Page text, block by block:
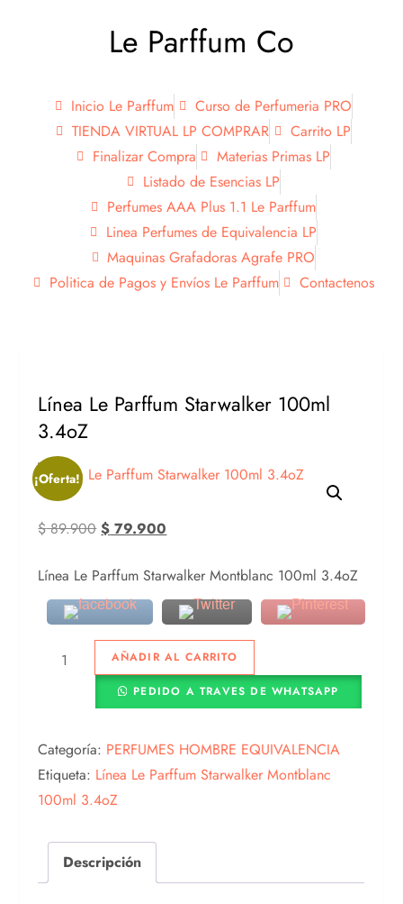
Le Parffum Co
Inicio Le Parffum
Curso de Perfumeria PRO
TIENDA VIRTUAL LP COMPRAR
Carrito LP
Finalizar Compra
Materias Primas LP
Listado de Esencias LP
Perfumes AAA Plus 1.1 Le Parffum
Linea Perfumes de Equivalencia LP
Maquinas Grafadoras Agrafe PRO
Politica de Pagos y Envíos Le Parffum
Contactenos
Línea Le Parffum Starwalker 100ml
3.4oZ
¡Oferta!
$89.900 $ 79.900
Línea Le Parffum Starwalker Montblanc 100ml 3.4oZ
AÑADIR AL CARRITO
PEDIDO A TRAVES DE WHATSAPP
Categoría: PERFUMES HOMBRE EQUIVALENCIA
Etiqueta: Línea Le Parffum Starwalker Montblanc
100ml 3.4oZ
Descripción